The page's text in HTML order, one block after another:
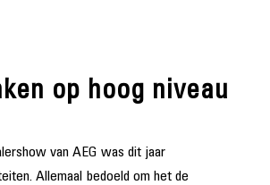
op hoog niveau
van AEG was dit jaar
Allemaal bedoeld om het de